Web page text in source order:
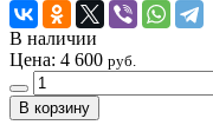
В наличии
Цена: 4 600 руб.